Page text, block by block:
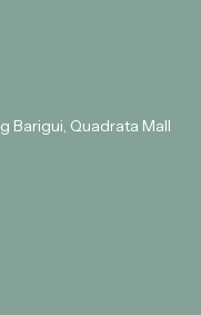
Barigui, Quadrata Mall